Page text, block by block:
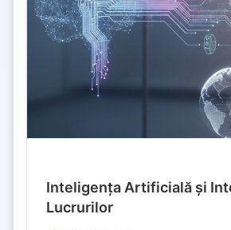
Inteligența Artificială și
Lucrurilor